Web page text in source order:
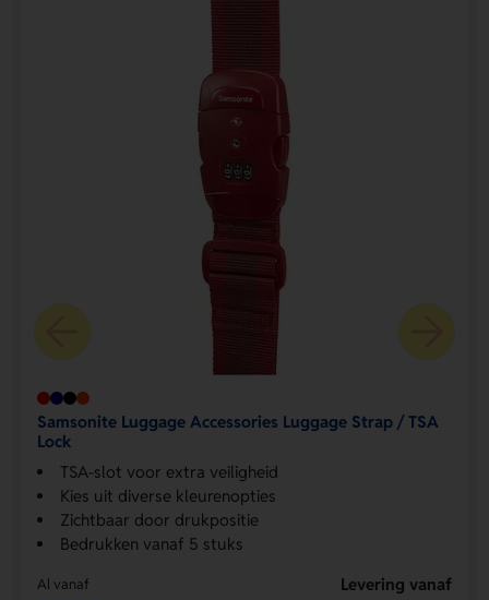
Samsonite Luggage Accessories Luggage Strap / TSA
Lock
TSA-slot voor extra veiligheid
Kies uit diverse kleurenopties
Zichtbaar door drukpositie
Bedrukken vanaf 5 stuks
Al vanaf
Levering vanaf